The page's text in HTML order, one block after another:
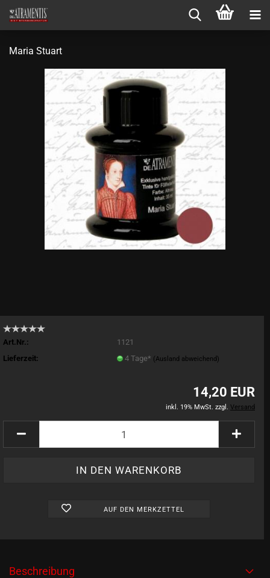
Maria Stuart
Art.Nr.:
1121
Lieferzeit:
4 Tage* (Ausland abweichend)
14,20 EUR
inkl. 19% MwSt. zzgl. Versand
AUF DEN MERKZETTEL
Beschreibung